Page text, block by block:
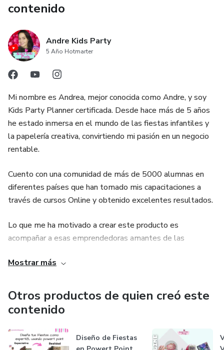
✔️ Cómo usar las redes de forma orgánica y constante, sin
✔️ Cómo llevar a las personas desde tus redes a
WhatsApp para cerrar ventas
cómo usarlo estratégicamente
Soy Andrea, creadora de contenido y emprendedora
creativa, con más de 4 años de experiencia usando
Instagram y TikTok para vender productos personalizados
No te voy a enseñar teoría ni fórmulas copiadas.
y lo que hoy enseño a cientos de alumnas creativas que
quieren convertir su talento en ingresos.
🚀 ¿QUÉ LOGRARÁS CON ESTA CLASE?
✔️ Saber qué tipo de contenido sí vende en Instagram y
TikTok
✔️ Dejar de publicar “por publicar” y empezar a hacerlo con
intención de venta
contenido
Andre Kids Party
5 Año Hotmarter
Mi nombre es Andrea, mejor conocida como Andre, y soy
Kids Party Planner certificada. Desde hace más de 5 años
he estado inmersa en el mundo de las fiestas infantiles y
la papelería creativa, convirtiendo mi pasión en un negocio
rentable.
Cuento con una comunidad de más de 5000 alumnas en
diferentes países que han tomado mis capacitaciones a
través de cursos Online y obtenido excelentes resultados.
Lo que me ha motivado a crear este producto es
acompañar a esas emprendedoras amantes de las
cameo como una aliada para crear sus propios negocios de
del tema y es por ello que con esta capacitación las guío y
apoyo en todo su proceso de aprendizaje.
Estoy comprometida en compartir mis conocimientos y
ayudar a otros a alcanzar el éxito en este apasionante
Mostrar más
Otros productos de quien creó este
contenido
Diseño de Fiestas